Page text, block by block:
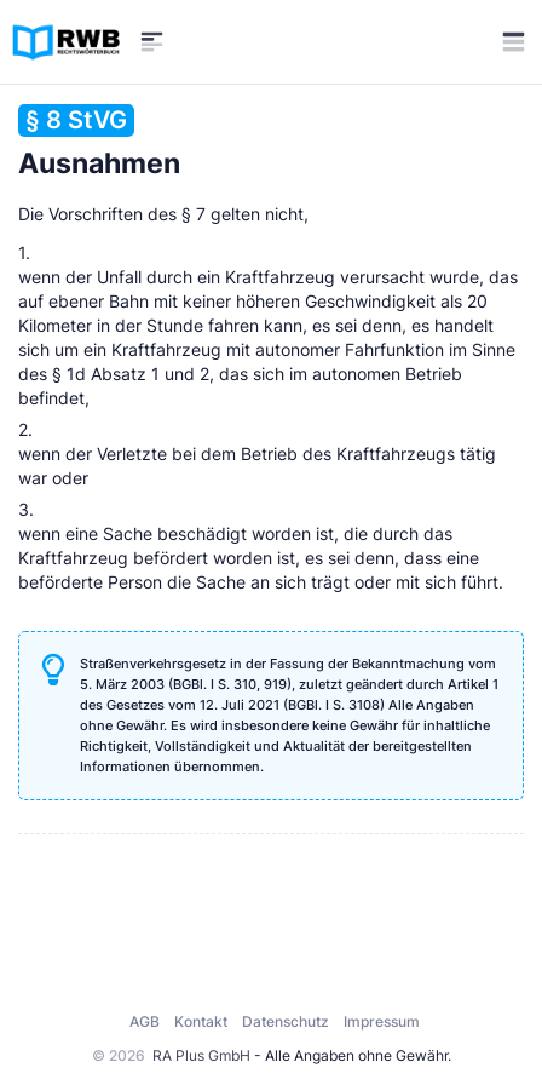
§ 8 StVG
Ausnahmen
Die Vorschriften des § 7 gelten nicht,
1.
wenn der Unfall durch ein Kraftfahrzeug verursacht wurde, das
auf ebener Bahn mit keiner höheren Geschwindigkeit als 20
Kilometer in der Stunde fahren kann, es sei denn, es handelt
sich um ein Kraftfahrzeug mit autonomer Fahrfunktion im Sinne
des § 1d Absatz 1 und 2, das sich im autonomen Betrieb
befindet,
2.
wenn der Verletzte bei dem Betrieb des Kraftfahrzeugs tätig
war oder
3.
wenn eine Sache beschädigt worden ist, die durch das
Kraftfahrzeug befördert worden ist, es sei denn, dass eine
beförderte Person die Sache an sich trägt oder mit sich führt.
Straßenverkehrsgesetz in der Fassung der Bekanntmachung vom
5. März 2003 (BGBl. I S. 310, 919), zuletzt geändert durch Artikel 1
des Gesetzes vom 12. Juli 2021 (BGBl. I S. 3108) Alle Angaben
ohne Gewähr. Es wird insbesondere keine Gewähr für inhaltliche
Richtigkeit, Vollständigkeit und Aktualität der bereitgestellten
Informationen übernommen.
© 2026 RA Plus GmbH - Alle Angaben ohne Gewähr.
AGB Kontakt Datenschutz Impressum